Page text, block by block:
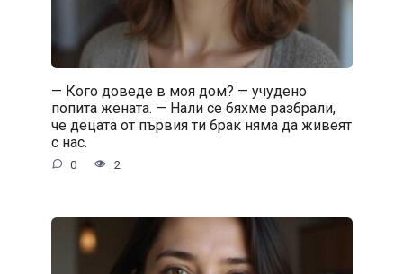
— Кого доведе в моя дом? — учудено
попита жената. — Нали се бяхме разбрали,
че децата от първия ти брак няма да живеят
с нас.
0 2